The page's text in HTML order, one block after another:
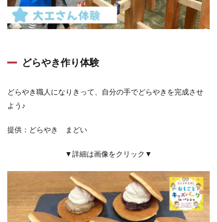
どらやき作り体験
どらやき職人になりきって、自分の手でどらやきを完成させ
よう♪
提供：どらやき まどい
▼詳細は画像をクリック▼